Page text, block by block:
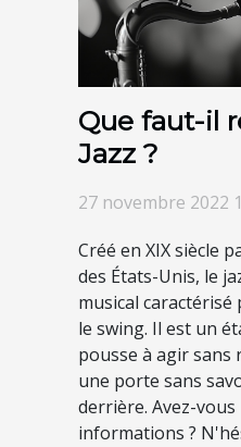
Que faut-il
Jazz ?
27 novembre 2022
Créé en XIX siècle
des États-Unis, le
musical
le swing. Il est un
pousse à agir sans
une porte sans
derrière. Avez-
informations ?